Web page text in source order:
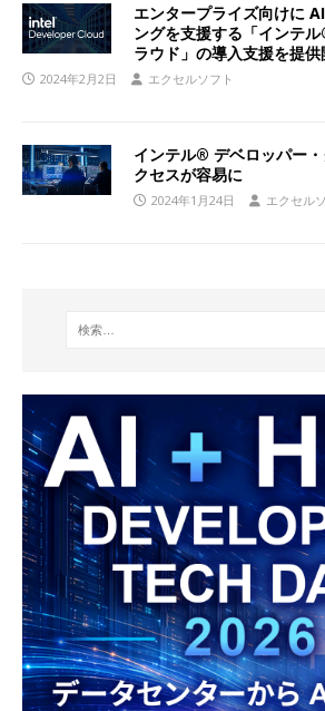
エンタープライズ向けに
ングを支援する「インテ
ラウド」の導入支援を提供
2024年2月2日 エクセルソフト
インテル® デベロッパー
クセスが容易に
2024年1月24日 エクセル